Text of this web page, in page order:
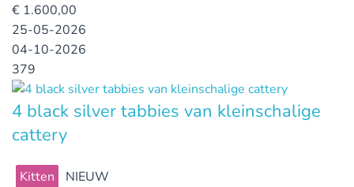
€ 1.600,00
25-05-2026
04-10-2026
379
4 black silver tabbies van kleinschalige
cattery
Kitten
NIEUW